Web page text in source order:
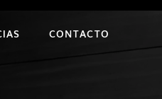
CONTACTO